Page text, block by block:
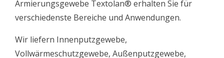
Armierungsgewebe Textolan® erhalten Sie für
verschiedenste Bereiche und Anwendungen.
Wir liefern Innenputzgewebe,
Vollwärmeschutzgewebe, Außenputzgewebe,